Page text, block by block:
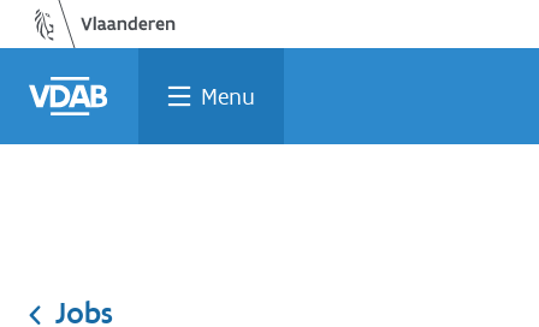
Ga
naar
de
inhoud
Vind
een
job
Vind
een
opleiding
Welke
job
past
bij
Terug
naar
home
Menu
Jobs